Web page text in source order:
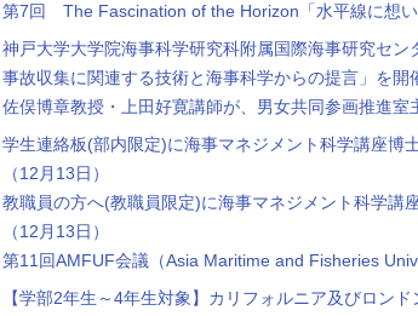
第7回 The Fascination of the Horizon「水平線に想
神戸大学大学院海事科学研究科附属国際海事研究セ
事故収集に関連する技術と海事科学からの提言」を開
佐俣博章教授・上田好寛講師が、男女共同参画推進室
学生連絡板(部内限定)に海事マネジメント科学講座博
（12月13日）
教職員の方へ(教職員限定)に海事マネジメント科学講
（12月13日）
第11回AMFUF会議（Asia Maritime and Fisheries
【学部2年生～4年生対象】カリフォルニア及びロン